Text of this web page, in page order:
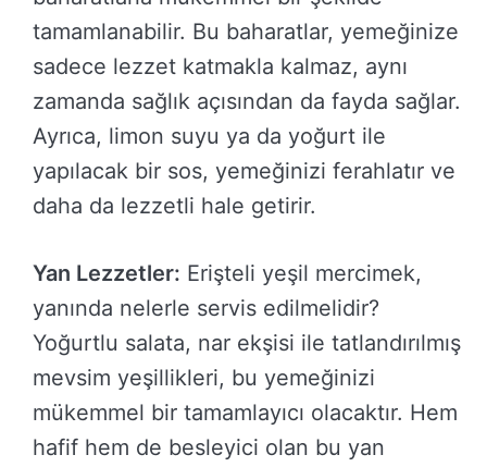
tamamlanabilir. Bu baharatlar, yemeğinize
sadece lezzet katmakla kalmaz, aynı
zamanda sağlık açısından da fayda sağlar.
Ayrıca, limon suyu ya da yoğurt ile
yapılacak bir sos, yemeğinizi ferahlatır ve
daha da lezzetli hale getirir.
Yan Lezzetler: Erişteli yeşil mercimek,
yanında nelerle servis edilmelidir?
Yoğurtlu salata, nar ekşisi ile tatlandırılmış
mevsim yeşillikleri, bu yemeğinizi
mükemmel bir tamamlayıcı olacaktır. Hem
hafif hem de besleyici olan bu yan